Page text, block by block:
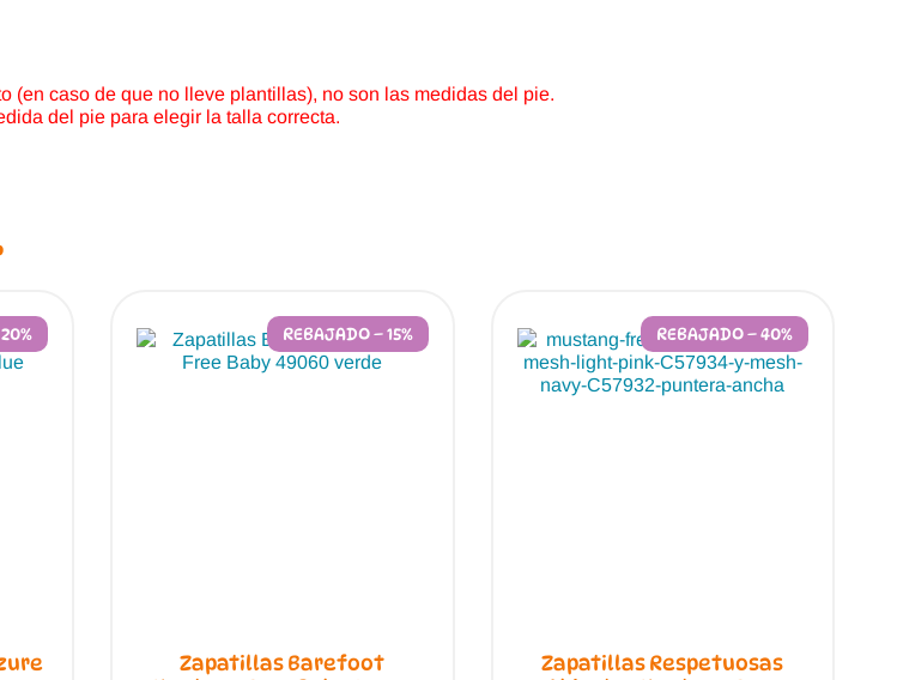
caso de que no lleve plantillas), no son las medidas del pie.
del pie para elegir la talla correcta.
REBAJADO – 15%
Zapatillas Barefoot
REBAJADO – 40%
Zapatillas Respetuosas